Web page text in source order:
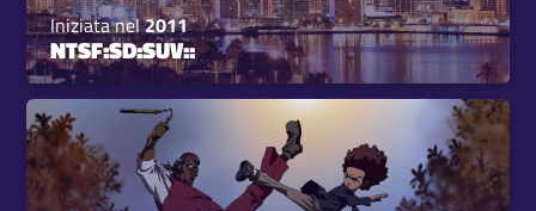
Iniziata nel2011
NTSF:SD:SUV::